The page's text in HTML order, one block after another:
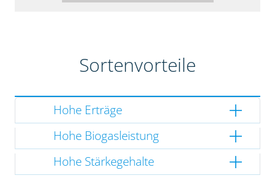
Sortenvorteile
Hohe Erträge
Hohe Biogasleistung
Hohe Stärkegehalte